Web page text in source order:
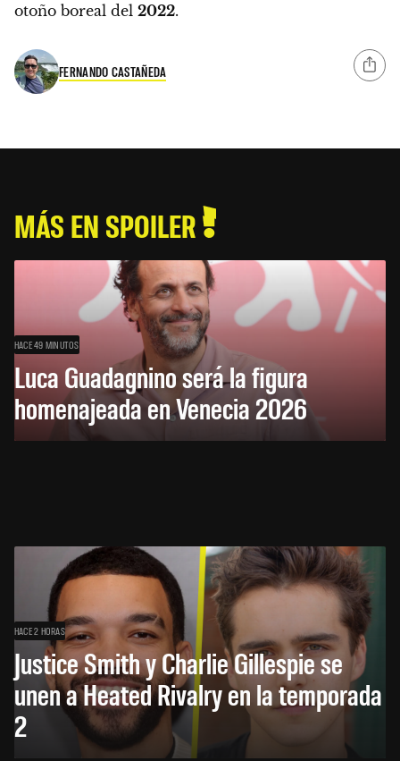
otoño boreal del 2022.
FERNANDO CASTAÑEDA
MÁS EN SPOILER
HACE 49 MINUTOS
Luca Guadagnino será la figura
homenajeada en Venecia 2026
HACE 2 HORAS
Justice Smith y Charlie Gillespie se
unen a Heated Rivalry en la temporada
2